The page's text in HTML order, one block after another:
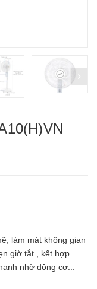
làm mát không gian
giờ tắt , kết hợp
nhờ động cơ...